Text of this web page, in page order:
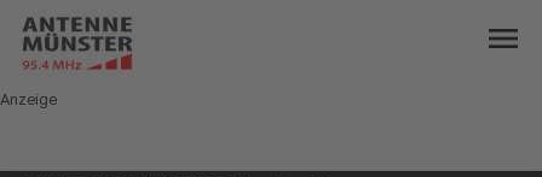
menu
Anzeige